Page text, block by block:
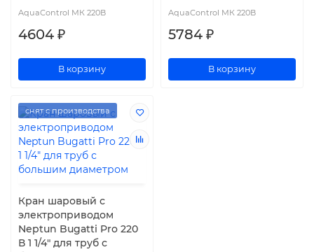
AquaControl МК 220В
4604 ₽
В корзину
AquaControl МК 220В
5784 ₽
В корзину
снят с производства
Кран шаровый с
электроприводом
Neptun Bugatti Pro 220
В 1 1/4" для труб с